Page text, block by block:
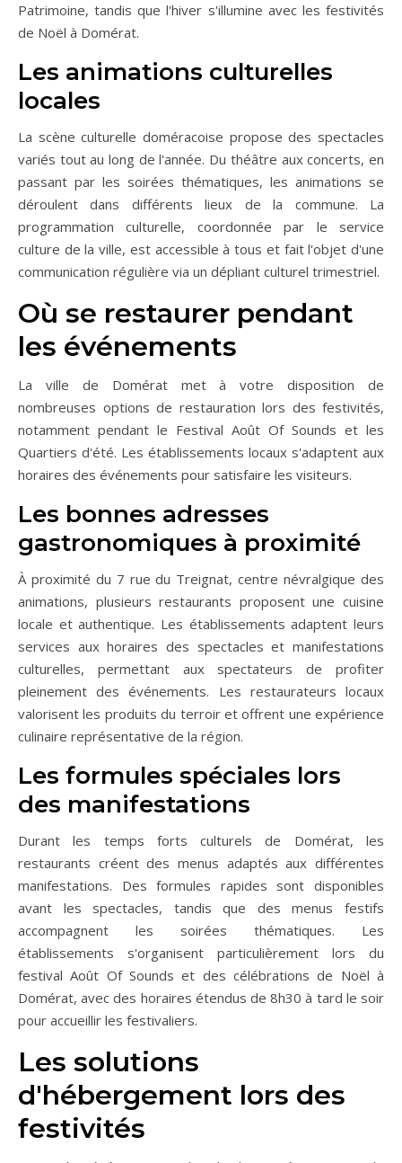
Patrimoine, tandis que l'hiver s'illumine avec les festivités
de Noël à Domérat.
Les animations culturelles
locales
La scène culturelle doméracoise propose des spectacles
variés tout au long de l'année. Du théâtre aux concerts, en
passant par les soirées thématiques, les animations se
déroulent dans différents lieux de la commune. La
programmation culturelle, coordonnée par le service
culture de la ville, est accessible à tous et fait l'objet d'une
communication régulière via un dépliant culturel trimestriel.
Où se restaurer pendant
les événements
La ville de Domérat met à votre disposition de
nombreuses options de restauration lors des festivités,
notamment pendant le Festival Août Of Sounds et les
Quartiers d'été. Les établissements locaux s'adaptent aux
horaires des événements pour satisfaire les visiteurs.
Les bonnes adresses
gastronomiques à proximité
À proximité du 7 rue du Treignat, centre névralgique des
animations, plusieurs restaurants proposent une cuisine
locale et authentique. Les établissements adaptent leurs
services aux horaires des spectacles et manifestations
culturelles, permettant aux spectateurs de profiter
pleinement des événements. Les restaurateurs locaux
valorisent les produits du terroir et offrent une expérience
culinaire représentative de la région.
Les formules spéciales lors
des manifestations
Durant les temps forts culturels de Domérat, les
restaurants créent des menus adaptés aux différentes
manifestations. Des formules rapides sont disponibles
avant les spectacles, tandis que des menus festifs
accompagnent les soirées thématiques. Les
établissements s'organisent particulièrement lors du
festival Août Of Sounds et des célébrations de Noël à
Domérat, avec des horaires étendus de 8h30 à tard le soir
pour accueillir les festivaliers.
Les solutions
d'hébergement lors des
festivités